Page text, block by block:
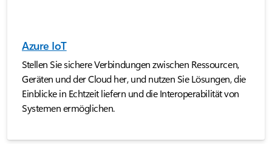
Azure IoT
Stellen Sie sichere Verbindungen zwischen Ressourcen,
Geräten und der Cloud her, und nutzen Sie Lösungen, die
Einblicke in Echtzeit liefern und die Interoperabilität von
Systemen ermöglichen.